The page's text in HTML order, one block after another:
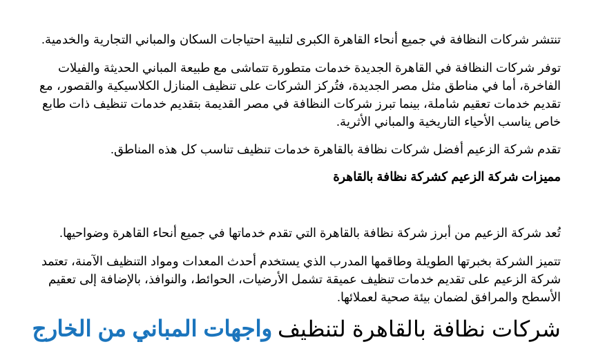
تنتشر شركات النظافة في جميع أنحاء القاهرة الكبرى لتلبية احتياجات السكان والمباني التجارية والخدمية.
توفر شركات النظافة في القاهرة الجديدة خدمات متطورة تتماشى مع طبيعة المباني الحديثة والفيلات
الفاخرة، أما في مناطق مثل مصر الجديدة، فتُركز الشركات على تنظيف المنازل الكلاسيكية والقصور، مع
تقديم خدمات تعقيم شاملة، بينما تبرز شركات النظافة في مصر القديمة بتقديم خدمات تنظيف ذات طابع
خاص يناسب الأحياء التاريخية والمباني الأثرية.
تقدم شركة الزعيم أفضل شركات نظافة بالقاهرة خدمات تنظيف تناسب كل هذه المناطق.
مميزات شركة الزعيم كشركة نظافة بالقاهرة
تُعد شركة الزعيم من أبرز شركة نظافة بالقاهرة التي تقدم خدماتها في جميع أنحاء القاهرة وضواحيها.
تتميز الشركة بخبرتها الطويلة وطاقمها المدرب الذي يستخدم أحدث المعدات ومواد التنظيف الآمنة، تعتمد
شركة الزعيم على تقديم خدمات تنظيف عميقة تشمل الأرضيات، الحوائط، والنوافذ، بالإضافة إلى تعقيم
الأسطح والمرافق لضمان بيئة صحية لعملائها.
شركات نظافة بالقاهرة لتنظيف واجهات المباني من الخارج